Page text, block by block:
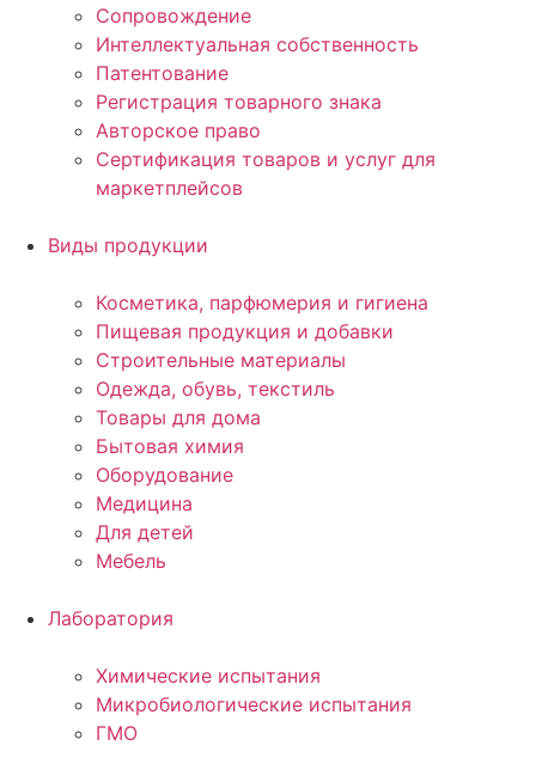
Сопровождение
Интеллектуальная собственность
Патентование
Регистрация товарного знака
Авторское право
Сертификация товаров и услуг для
маркетплейсов
Виды продукции
Косметика, парфюмерия и гигиена
Пищевая продукция и добавки
Строительные материалы
Одежда, обувь, текстиль
Товары для дома
Бытовая химия
Оборудование
Медицина
Для детей
Мебель
Лаборатория
Химические испытания
Микробиологические испытания
ГМО